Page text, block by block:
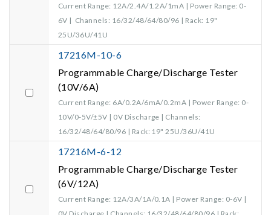
Current Range: 12A/2.4A/1.2A/1mA | Power Range: 0-
6V | Channels: 16/32/48/64/80/96 | Rack: 19"
25U/36U/41U
17216M-10-6
Programmable Charge/Discharge Tester
(10V/6A)
Current Range: 6A/0.2A/6mA/0.2mA | Power Range: 0-
10V/0-5V/±5V | 0V Discharge | Channels:
16/32/48/64/80/96 | Rack: 19" 25U/36U/41U
17216M-6-12
Programmable Charge/Discharge Tester
(6V/12A)
Current Range: 12A/3A/1A/0.1A | Power Range: 0-6V |